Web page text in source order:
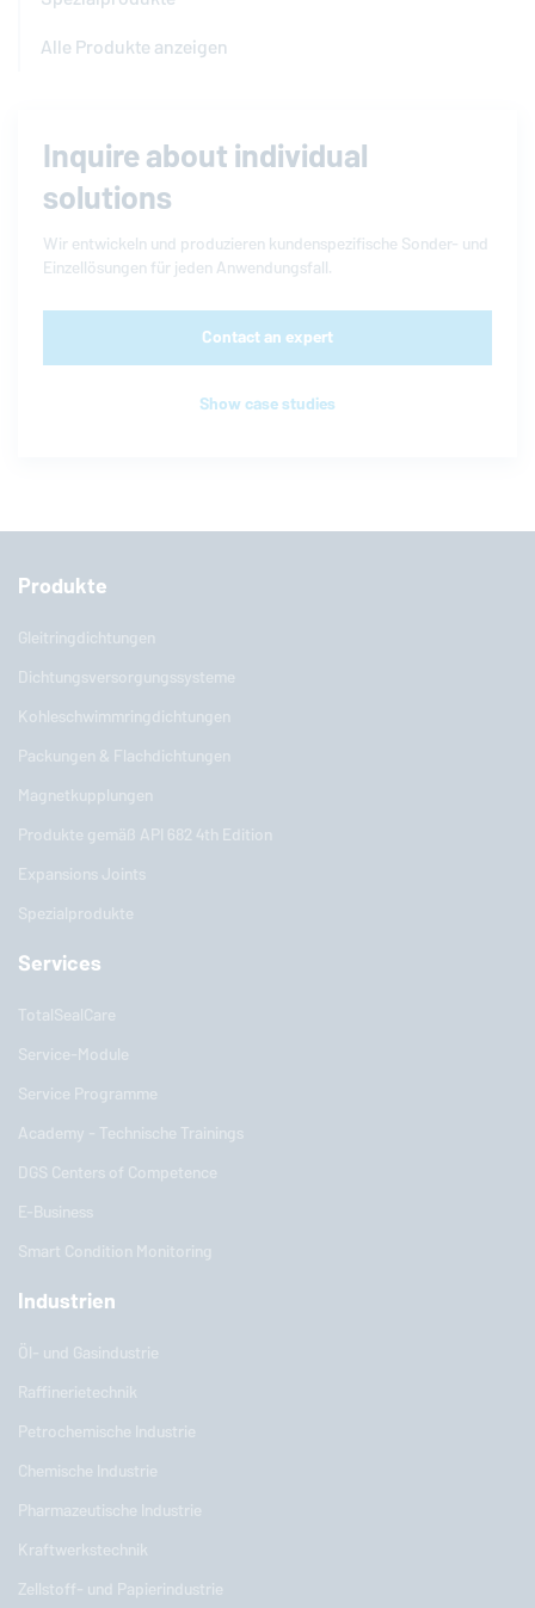
Alle Produkte anzeigen
Inquire about individual
solutions
Wir entwickeln und produzieren kundenspezifische Sonder- und
Einzellösungen für jeden Anwendungsfall.
Contact an expert
Show case studies
Produkte
Gleitringdichtungen
Dichtungsversorgungssysteme
Kohleschwimmringdichtungen
Packungen & Flachdichtungen
Magnetkupplungen
Produkte gemäß API 682 4th Edition
Expansions Joints
Spezialprodukte
Services
TotalSealCare
Service-Module
Service Programme
Academy - Technische Trainings
DGS Centers of Competence
E-Business
Smart Condition Monitoring
Industrien
Öl- und Gasindustrie
Raffinerietechnik
Petrochemische Industrie
Chemische Industrie
Pharmazeutische Industrie
Kraftwerkstechnik
Zellstoff- und Papierindustrie